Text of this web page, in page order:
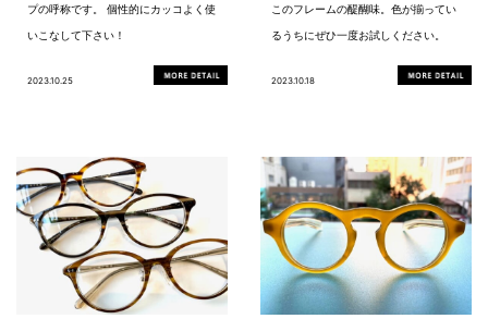
プの呼称です。 個性的にカッコよく使
いこなして下さい！
2023.10.25
このフレームの醍醐味。色が揃ってい
るうちにぜひ一度お試しください。
2023.10.18